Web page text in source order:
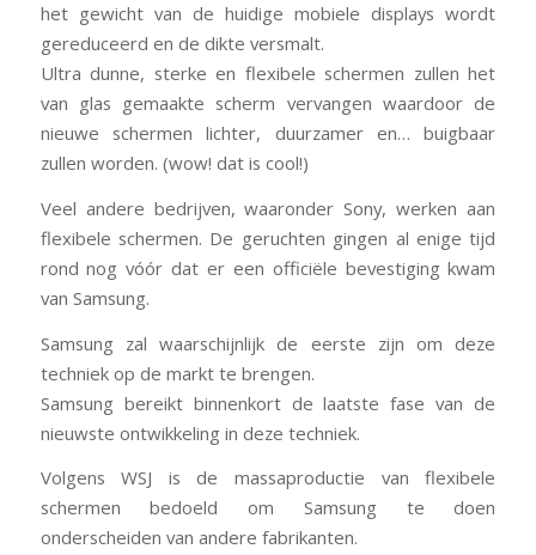
het gewicht van de huidige mobiele displays wordt
gereduceerd en de dikte versmalt.
Ultra dunne, sterke en flexibele schermen zullen het
van glas gemaakte scherm vervangen waardoor de
nieuwe schermen lichter, duurzamer en… buigbaar
zullen worden. (wow! dat is cool!)
Veel andere bedrijven, waaronder Sony, werken aan
flexibele schermen. De geruchten gingen al enige tijd
rond nog vóór dat er een officiële bevestiging kwam
van Samsung.
Samsung zal waarschijnlijk de eerste zijn om deze
techniek op de markt te brengen.
Samsung bereikt binnenkort de laatste fase van de
nieuwste ontwikkeling in deze techniek.
Volgens WSJ is de massaproductie van flexibele
schermen bedoeld om Samsung te doen
onderscheiden van andere fabrikanten.